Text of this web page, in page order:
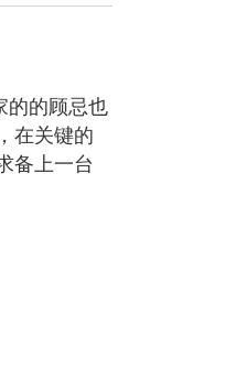
的的顾忌也
在关键的
备上一台